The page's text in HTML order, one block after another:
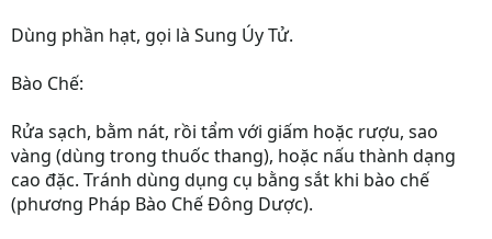
Dùng phần hạt, gọi là Sung Úy Tử.
Bào Chế:
Rửa sạch, bằm nát, rồi tẩm với giấm hoặc rượu, sao
vàng (dùng trong thuốc thang), hoặc nấu thành dạng
cao đặc. Tránh dùng dụng cụ bằng sắt khi bào chế
(phương Pháp Bào Chế Đông Dược).